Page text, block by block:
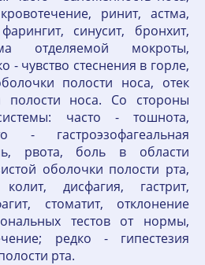
ринит, астма,
синусит, бронхит,
отделяемой мокроты,
- чувство стеснения в горле,
полости носа, отек
полости носа. Со стороны
часто - тошнота,
- гастроэзофагеальная
рвота, боль в области
оболочки полости рта,
дисфагия, гастрит,
стоматит, отклонение
тестов от нормы,
редко - гипестезия
рта.